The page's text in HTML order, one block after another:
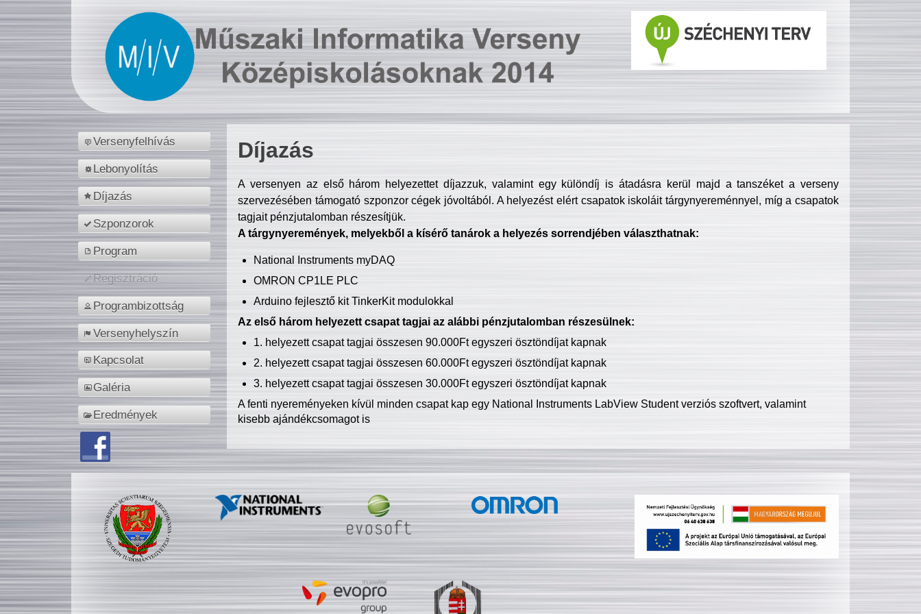
Versenyfelhívás
Lebonyolítás
Díjazás
Szponzorok
Program
Regisztráció
Programbizottság
Versenyhelyszín
Kapcsolat
Galéria
Eredmények
Díjazás
A versenyen az első három helyezettet díjazzuk, valamint egy különdíj is átadásra kerül majd a tanszéket a verseny
szervezésében támogató szponzor cégek jóvoltából. A helyezést elért csapatok iskoláit tárgynyereménnyel, míg a csapatok
tagjait pénzjutalomban részesítjük.
A tárgynyeremények, melyekből a kísérő tanárok a helyezés sorrendjében választhatnak:
National Instruments myDAQ
OMRON CP1LE PLC
Arduino fejlesztő kit TinkerKit modulokkal
Az első három helyezett csapat tagjai az alábbi pénzjutalomban részesülnek:
1. helyezett csapat tagjai összesen 90.000Ft egyszeri ösztöndíjat kapnak
2. helyezett csapat tagjai összesen 60.000Ft egyszeri ösztöndíjat kapnak
3. helyezett csapat tagjai összesen 30.000Ft egyszeri ösztöndíjat kapnak
A fenti nyereményeken kívül minden csapat kap egy National Instruments LabView Student verziós szoftvert, valamint
kisebb ajándékcsomagot is